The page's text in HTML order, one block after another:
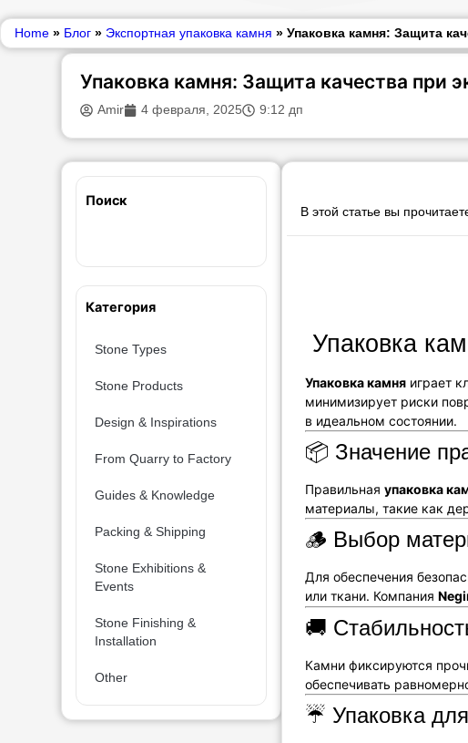
Home » Блог » Экспортная упаковка камня » Упаковка камня: Защита
Упаковка камня: Защита качества при
Amir 4 февраля, 2025 9:12 дп
Поиск
Категория
Stone Types
Stone Products
Design & Inspirations
From Quarry to Factory
Guides & Knowledge
Packing & Shipping
Stone Exhibitions &
Events
Stone Finishing &
Installation
Other
В этой статье вы
Упаковка
Упаковка камня играет
минимизирует риски
в идеальном состоянии.
📦 Значение
Правильнаяупаковка
материалы, такие как
🪵 Выбор
Для обеспечения
или ткани. Компания
🚚
Камни фиксируются
обеспечивать
☔ Упаковка